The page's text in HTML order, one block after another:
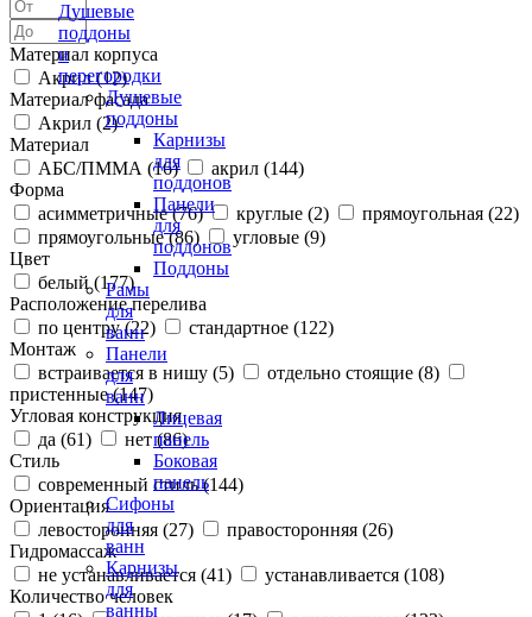
Душевые
поддоны
и
перегородки
Душевые
поддоны
Карнизы
для
поддонов
Панели
для
поддонов
Поддоны
Рамы
для
ванн
Панели
для
ванн
Лицевая
панель
Боковая
панель
Сифоны
для
ванн
Карнизы
для
ванны
Материал корпуса
Акрил (12)
Материал фасада
Акрил (2)
Материал
АБС/ПММА (16) акрил (144)
Форма
асимметричные (76) круглые (2) прямоугольная (22)
прямоугольные (86) угловые (9)
Цвет
белый (177)
Расположение перелива
по центру (22) стандартное (122)
Монтаж
встраивается в нишу (5) отдельно стоящие (8)
пристенные (147)
Угловая конструкция
да (61) нет (86)
Стиль
современный стиль (144)
Ориентация
левосторонняя (27) правосторонняя (26)
Гидромассаж
не устанавливается (41) устанавливается (108)
Количество человек